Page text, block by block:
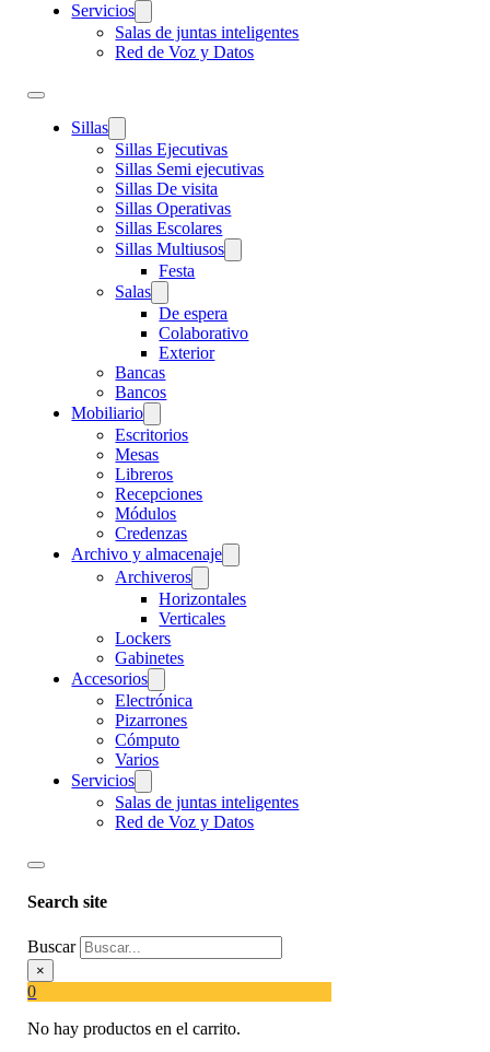
Servicios
Salas de juntas inteligentes
Red de Voz y Datos
Sillas
Sillas Ejecutivas
Sillas Semi ejecutivas
Sillas De visita
Sillas Operativas
Sillas Escolares
Sillas Multiusos
Festa
Salas
De espera
Colaborativo
Exterior
Bancas
Bancos
Mobiliario
Escritorios
Mesas
Libreros
Recepciones
Módulos
Credenzas
Archivo y almacenaje
Archiveros
Horizontales
Verticales
Lockers
Gabinetes
Accesorios
Electrónica
Pizarrones
Cómputo
Varios
Servicios
Salas de juntas inteligentes
Red de Voz y Datos
Search site
Buscar
×
0
No hay productos en el carrito.